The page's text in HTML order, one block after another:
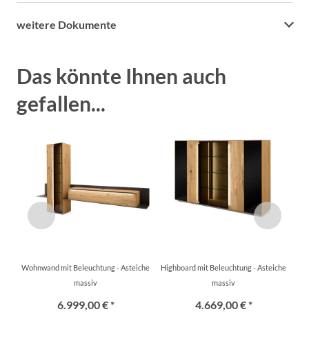
weitere Dokumente
Das könnte Ihnen auch
gefallen...
Wohnwand mit Beleuchtung - Asteiche
massiv
6.999,00 € *
Highboard mit Beleuchtung - Asteiche
massiv
4.669,00 € *